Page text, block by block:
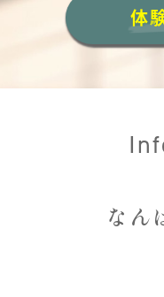
体
なん